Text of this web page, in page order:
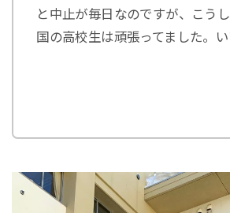
と中止が毎日なのですが、こう
国の高校生は頑張ってました。い